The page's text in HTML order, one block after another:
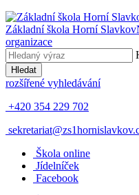
Základní škola Horní Slavkov
organizace
Hledat
rozšířené vyhledávání
+420 354 229 702
Škola online
Jídelníček
Facebook